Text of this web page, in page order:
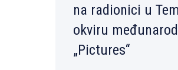
na radionici u
okviru
„Pictures“